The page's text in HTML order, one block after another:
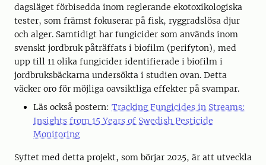
dagsläget förbisedda inom reglerande ekotoxikologiska
tester, som främst fokuserar på fisk, ryggradslösa djur
och alger. Samtidigt har fungicider som används inom
svenskt jordbruk påträffats i biofilm (perifyton), med
upp till 11 olika fungicider identifierade i biofilm i
jordbruksbäckarna undersökta i studien ovan. Detta
väcker oro för möjliga oavsiktliga effekter på svampar.
Läs också postern: Tracking Fungicides in Streams:
Insights from 15 Years of Swedish Pesticide
Monitoring
Syftet med detta projekt, som börjar 2025, är att utveckla